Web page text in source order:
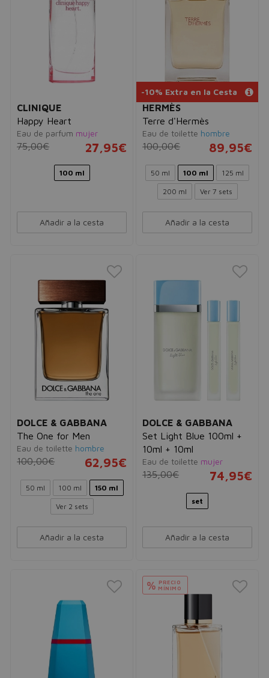
CLINIQUE
Happy Heart
Eau de parfum mujer
75,00€ 27,95€
100 ml
Añadir a la cesta
-10% Extra en la Cesta
HERMÈS
Terre d'Hermès
Eau de toilette hombre
100,00€ 89,95€
50 ml 100 ml 125 ml
200 ml Ver 7 sets
Añadir a la cesta
DOLCE & GABBANA
The One for Men
Eau de toilette hombre
100,00€ 62,95€
50 ml 100 ml 150 ml
Ver 2 sets
Añadir a la cesta
DOLCE & GABBANA
Set Light Blue 100ml +
10ml + 10ml
Eau de toilette mujer
135,00€ 74,95€
set
Añadir a la cesta
% PRECIO
MÍNIMO